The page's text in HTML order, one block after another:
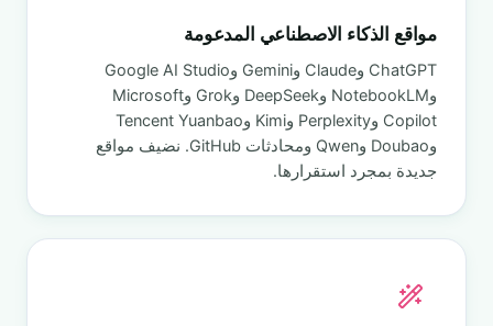
مواقع الذكاء الاصطناعي المدعومة
ChatGPT وClaude وGemini وGoogle AI Studio
وNotebookLM وDeepSeek وGrok وMicrosoft
Copilot وPerplexity وKimi وTencent Yuanbao
وDoubao وQwen ومحادثات GitHub. نضيف مواقع
جديدة بمجرد استقرارها.